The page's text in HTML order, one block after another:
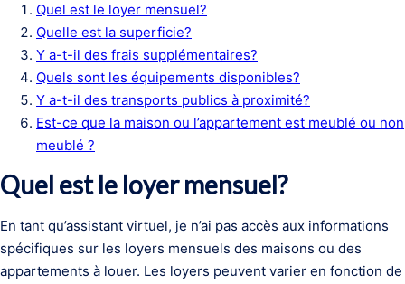
Quel est le loyer mensuel?
Quelle est la superficie?
Y a-t-il des frais supplémentaires?
Quels sont les équipements disponibles?
Y a-t-il des transports publics à proximité?
Est-ce que la maison ou l’appartement est meublé ou non
meublé ?
Quel est le loyer mensuel?
En tant qu’assistant virtuel, je n’ai pas accès aux informations
spécifiques sur les loyers mensuels des maisons ou des
appartements à louer. Les loyers peuvent varier en fonction de